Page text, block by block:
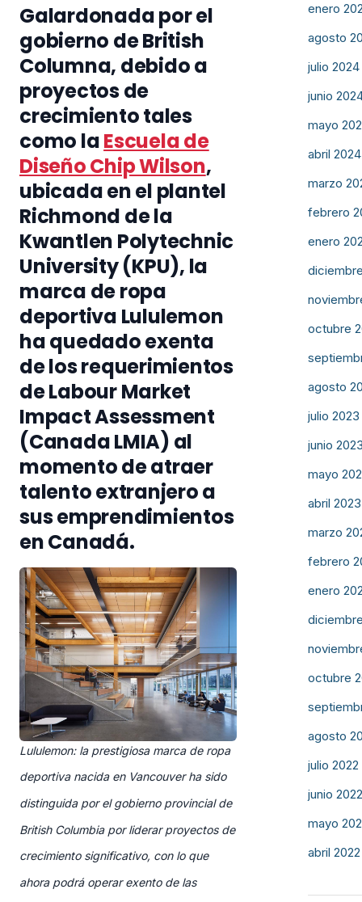
Galardonada por el
gobierno de British
Columna, debido a
proyectos de
crecimiento tales
como laEscuela de
Diseño Chip Wilson,
ubicada en el plantel
Richmond de la
Kwantlen Polytechnic
University (KPU), la
marca de ropa
deportiva Lululemon
ha quedado exenta
de los requerimientos
de Labour Market
Impact Assessment
(Canada LMIA) al
momento de atraer
talento extranjero a
sus emprendimientos
en Canadá.
Lululemon: la prestigiosa marca de ropa
deportiva nacida en Vancouver ha sido
distinguida por el gobierno provincial de
British Columbia por liderar proyectos de
crecimiento significativo, con lo que
ahora podrá operar exento de las
enero
agosto
julio 2024
junio
mayo
abril 2024
marzo
febrero
enero
octubre
agosto
julio 2023
junio
mayo
abril 2023
marzo
febrero
enero
octubre
agosto
julio 2022
junio 2022
mayo
abril 2022